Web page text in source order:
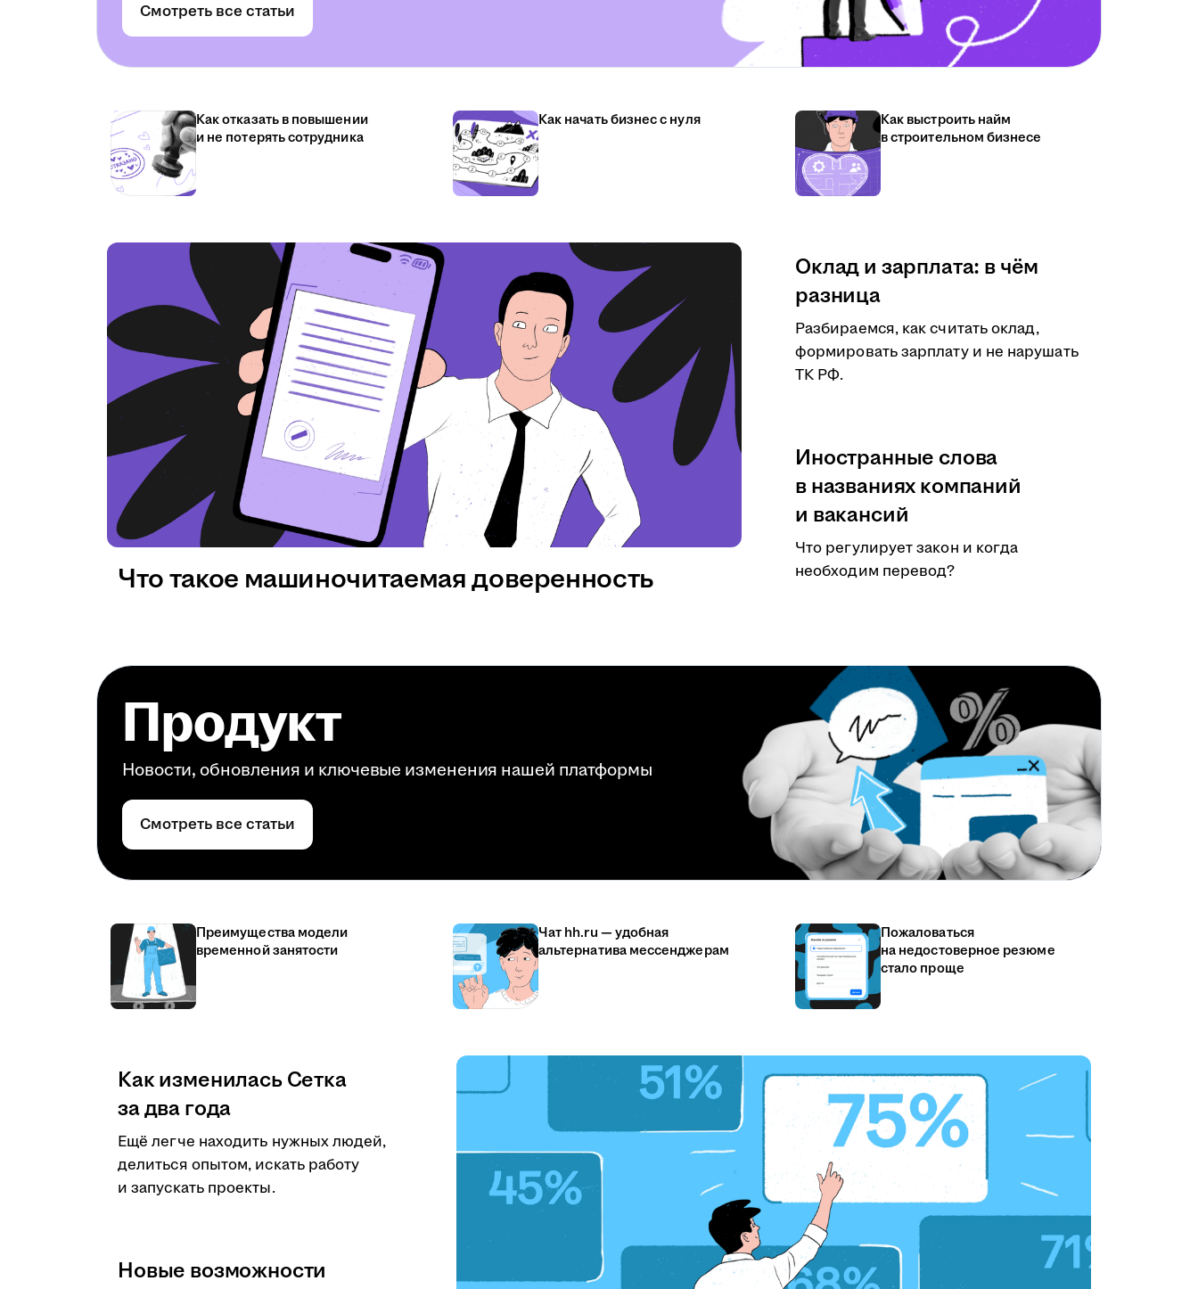
Смотреть все статьи
Как отказать в повышении
и не потерять сотрудника
Как начать бизнес с нуля
Как выстроить найм
в строительном бизнесе
Оклад и зарплата: в чём
разница
Разбираемся, как считать оклад,
формировать зарплату и не нарушать
ТК РФ.
Иностранные слова
в названиях компаний
и вакансий
Что регулирует закон и когда
необходим перевод?
Что такое машиночитаемая доверенность
Продукт
Новости, обновления и ключевые изменения нашей платформы
Смотреть все статьи
Преимущества модели
временной занятости
Чат hh.ru — удобная
альтернатива мессенджерам
Пожаловаться
на недостоверное резюме
стало проще
Как изменилась Сетка
за два года
Ещё легче находить нужных людей,
делиться опытом, искать работу
и запускать проекты.
Новые возможности